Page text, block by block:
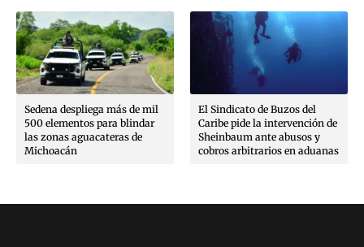
Sedena despliega más de mil
500 elementos para blindar
las zonas aguacateras de
Michoacán
El Sindicato de Buzos del
Caribe pide la intervención de
Sheinbaum ante abusos y
cobros arbitrarios en aduanas